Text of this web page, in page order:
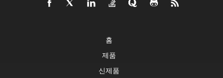
홈
제품
신제품